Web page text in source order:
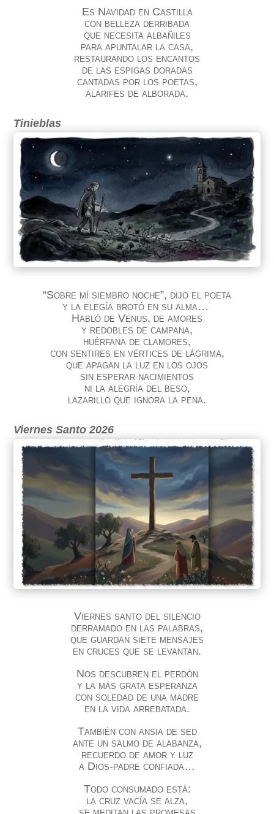
Es Navidad en Castilla
con belleza derribada
que necesita albañiles
para apuntalar la casa,
restaurando los encantos
de las espigas doradas
cantadas por los poetas,
alarifes de alborada.
Tinieblas
“Sobre mí siembro noche”, dijo el poeta
y la elegía brotó en su alma…
Habló de Venus, de amores
y redobles de campana,
huérfana de clamores,
con sentires en vértices de lágrima,
que apagan la luz en los ojos
sin esperar nacimientos
ni la alegría del beso,
lazarillo que ignora la pena.
Viernes Santo 2026
Viernes santo del silencio
derramado en las palabras,
que guardan siete mensajes
en cruces que se levantan.
Nos descubren el perdón
y la más grata esperanza
con soledad de una madre
en la vida arrebatada.
También con ansia de sed
ante un salmo de alabanza,
recuerdo de amor y luz
a Dios-padre confiada…
Todo consumado está:
la cruz vacía se alza,